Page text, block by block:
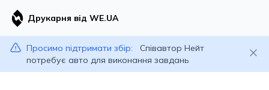
Друкарня від WE.UA
Просимо підтримати збір:
Співавтор Нейт
потребує авто для виконання завдань